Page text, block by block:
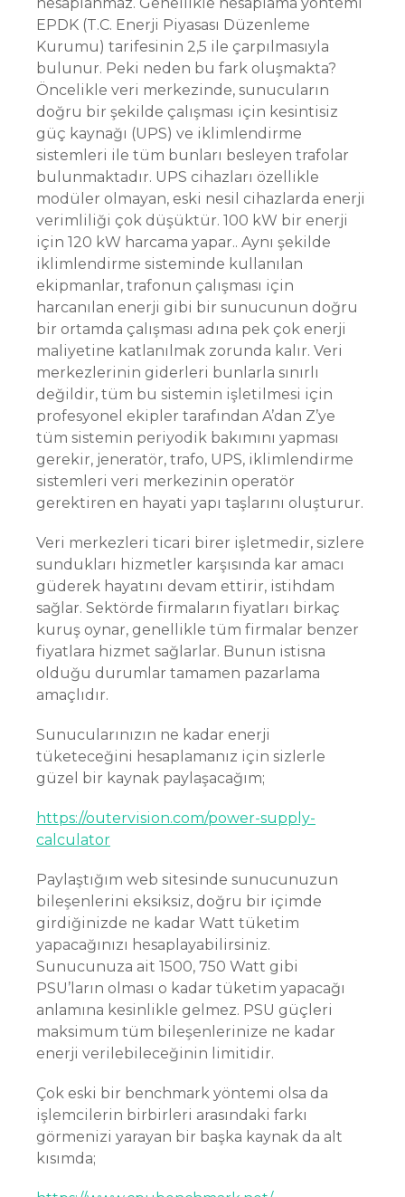
EPDK (T.C. Enerji Piyasası Düzenleme
Kurumu) tarifesinin 2,5 ile çarpılmasıyla
bulunur. Peki neden bu fark oluşmakta?
Öncelikle veri merkezinde, sunucuların
doğru bir şekilde çalışması için kesintisiz
güç kaynağı (UPS) ve iklimlendirme
sistemleri ile tüm bunları besleyen trafolar
bulunmaktadır. UPS cihazları özellikle
modüler olmayan, eski nesil cihazlarda enerji
verimliliği çok düşüktür. 100 kW bir enerji
için 120 kW harcama yapar.. Aynı şekilde
iklimlendirme sisteminde kullanılan
ekipmanlar, trafonun çalışması için
harcanılan enerji gibi bir sunucunun doğru
bir ortamda çalışması adına pek çok enerji
maliyetine katlanılmak zorunda kalır. Veri
merkezlerinin giderleri bunlarla sınırlı
değildir, tüm bu sistemin işletilmesi için
profesyonel ekipler tarafından A’dan Z’ye
tüm sistemin periyodik bakımını yapması
gerekir, jeneratör, trafo, UPS, iklimlendirme
sistemleri veri merkezinin operatör
gerektiren en hayati yapı taşlarını oluşturur.
Veri merkezleri ticari birer işletmedir, sizlere
sundukları hizmetler karşısında kar amacı
güderek hayatını devam ettirir, istihdam
sağlar. Sektörde firmaların fiyatları birkaç
kuruş oynar, genellikle tüm firmalar benzer
fiyatlara hizmet sağlarlar. Bunun istisna
olduğu durumlar tamamen pazarlama
amaçlıdır.
Sunucularınızın ne kadar enerji
tüketeceğini hesaplamanız için sizlerle
güzel bir kaynak paylaşacağım;
https://outervision.com/power-supply-
calculator
Paylaştığım web sitesinde sunucunuzun
bileşenlerini eksiksiz, doğru bir içimde
girdiğinizde ne kadar Watt tüketim
yapacağınızı hesaplayabilirsiniz.
Sunucunuza ait 1500, 750 Watt gibi
PSU’ların olması o kadar tüketim yapacağı
anlamına kesinlikle gelmez. PSU güçleri
maksimum tüm bileşenlerinize ne kadar
enerji verilebileceğinin limitidir.
Çok eski bir benchmark yöntemi olsa da
işlemcilerin birbirleri arasındaki farkı
görmenizi yarayan bir başka kaynak da alt
kısımda;